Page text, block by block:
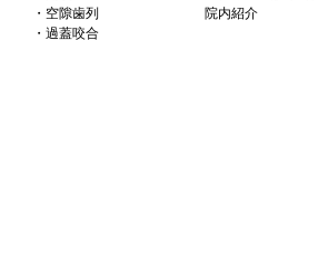
・空隙歯列
・過蓋咬合
院内紹介